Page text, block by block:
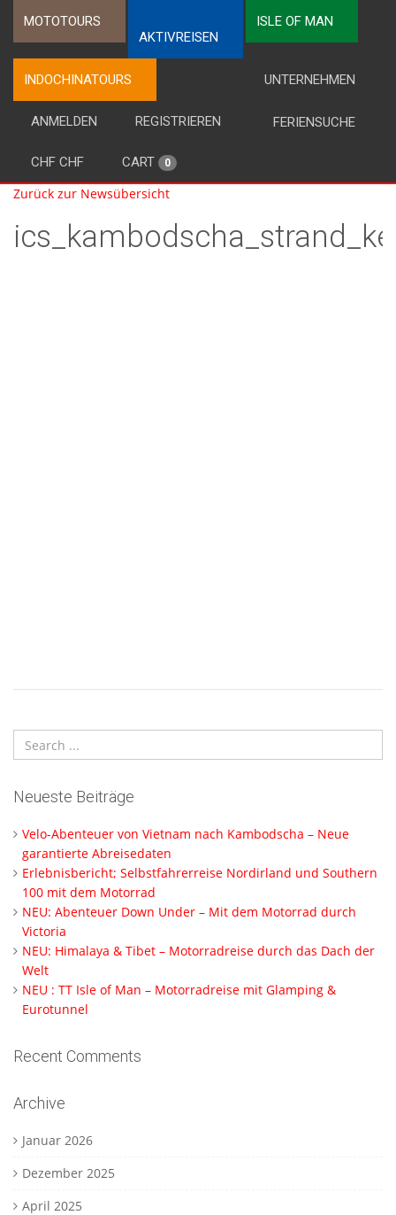
MOTOTOURS
AKTIVREISEN
ISLE OF MAN
INDOCHINATOURS UNTERNEHMEN
FERIENSUCHE
ANMELDEN REGISTRIEREN
CHF CHF CART 0
Zurück zur Newsübersicht
Neueste Beiträge
Velo-Abenteuer von Vietnam nach Kambodscha – Neue
garantierte Abreisedaten
Erlebnisbericht; Selbstfahrerreise Nordirland und Southern
100 mit dem Motorrad
NEU: Abenteuer Down Under – Mit dem Motorrad durch
Victoria
NEU: Himalaya & Tibet – Motorradreise durch das Dach der
Welt
NEU : TT Isle of Man – Motorradreise mit Glamping &
Eurotunnel
Recent Comments
Archive
Januar 2026
Dezember 2025
April 2025